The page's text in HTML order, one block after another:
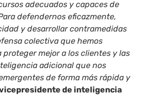
adecuados y capaces de
defendernos eficazmente,
y desarrollar contramedidas
colectiva que hemos
mejor a los clientes y las
adicional que nos
de forma más rápida y
vicepresidente de inteligencia